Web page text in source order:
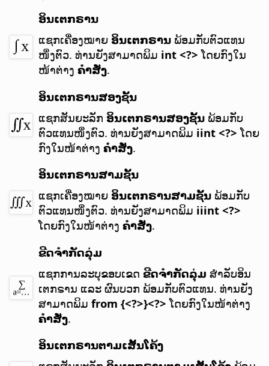
ອິນເຕກຣານ
ແຊກເຄື່ອງໝາຍ ອິນເຕກຣານ ພ້ອມກັບຕົວແທນ
ໜຶ່ງຕົວ. ທ່ານຍັງສາມາດພິມ int <?> ໂດຍກົງໃນ
ໜ້າຕ່າງຄຳສັ່ງ.
ອິນເຕກຣານສອງຊັ້ນ
ແຊກສັນຍະລັກ ອິນເຕກຣານສອງຊັ້ນ ພ້ອມກັບ
ຕົວແທນໜຶ່ງຕົວ. ທ່ານຍັງສາມາດພິມ iint <?> ໂດຍ
ກົງໃນໜ້າຕ່າງຄຳສັ່ງ.
ອິນເຕກຣານສາມຊັ້ນ
ແຊກເຄື່ອງໝາຍ ອິນເຕກຣານສາມຊັ້ນ ພ້ອມກັບ
ຕົວແທນໜຶ່ງຕົວ. ທ່ານຍັງສາມາດພິມ iiint <?>
ໂດຍກົງໃນໜ້າຕ່າງຄຳສັ່ງ.
ຂີດຈຳກັດລຸ່ມ
ແຊກການລະບຸຂອບເຂດຂີດຈຳກັດລຸ່ມ ສຳລັບອິນ
ເຕກຣານ ແລະ ຜົນບວກ ພ້ອມກັບຕົວແທນ. ທ່ານຍັງ
ສາມາດພິມfrom {<?>}<?> ໂດຍກົງໃນໜ້າຕ່າງ
ຄຳສັ່ງ.
ອິນເຕກຣານຕາມເສັ້ນໂຄ້ງ